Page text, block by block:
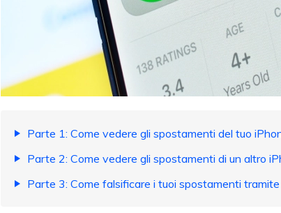
Parte 1: Come vedere gli spostamenti del tuo
Parte 2: Come vedere gli spostamenti di un altro
Parte 3: Come falsificare i tuoi spostamenti